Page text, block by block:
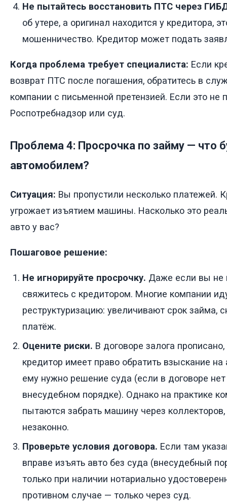
Не пытайтесь восстановить ПТС через
об утере, а оригинал находится у кредитора,
мошенничество. Кредитор может подать
Когда проблема требует специалиста: Если
возврат ПТС после погашения, обратитесь в
компании с письменной претензией. Если это не
Роспотребнадзор или суд.
Проблема 4: Просрочка по займу — что
автомобилем?
Ситуация: Вы пропустили несколько платежей.
угрожает изъятием машины. Насколько это
авто у вас?
Пошаговое решение:
Не игнорируйте просрочку. Даже если вы не
свяжитесь с кредитором. Многие компании
реструктуризацию: увеличивают срок
платёж.
Оцените риски. В договоре залога
кредитор имеет право обратить взыскание
ему нужно решение суда (если в договоре
внесудебном порядке). Однако на практике
пытаются забрать машину через
незаконно.
Проверьте условия договора. Если там
вправе изъять авто без суда (внесудебный
только при наличии нотариально
противном случае — только через суд.